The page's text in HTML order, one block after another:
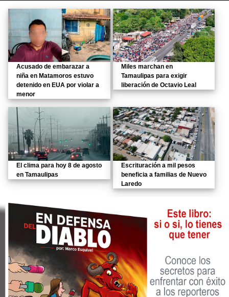
Acusado de embarazar a
niña en Matamoros estuvo
detenido en EUA por violar a
menor
Miles marchan en
Tamaulipas para exigir
liberación de Octavio Leal
El clima para hoy 8 de agosto
en Tamaulipas
Escrituración a mil pesos
beneficia a familias de Nuevo
Laredo